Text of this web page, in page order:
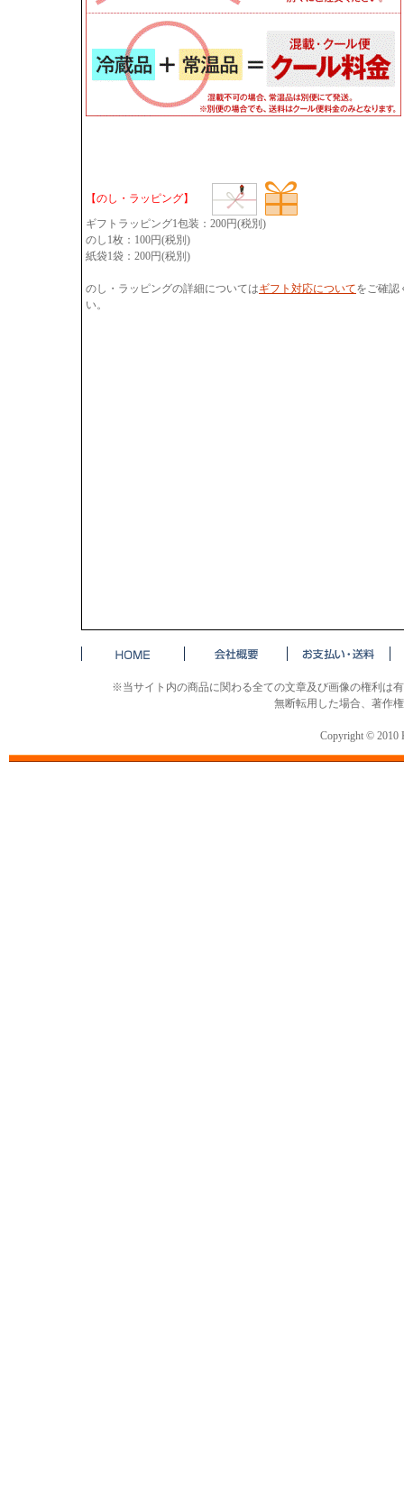
【のし・ラッピング】
ギフトラッピング1包装：200円(税別)
のし1枚：100円(税別)
紙袋1袋：200円(税別)
のし・ラッピングの詳細についてはギフト対応についてをご確認
い。
※当サイト内の商品に関わる全ての文章及び画像の権利は
無断転用した場合、著作
Copyright © 2010